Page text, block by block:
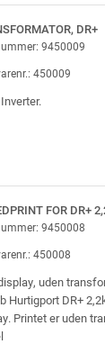
DR+
9450009
450009
FOR DR+
9450008
450008
uden
Hurtigport DR+
Printet er uden